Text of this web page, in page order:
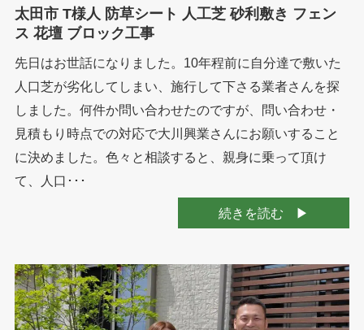
太田市 T様人 防草シート 人工芝 砂利敷き フェン
ス 花壇 ブロック工事
先日はお世話になりました。10年程前に自分達で敷いた
人口芝が劣化してしまい、施行して下さる業者さんを探
しました。何件か問い合わせたのですが、問い合わせ・
見積もり時点での対応で大川興業さんにお願いすること
に決めました。色々と相談すると、親身に乗って頂け
て、人口･･･
続きを読む